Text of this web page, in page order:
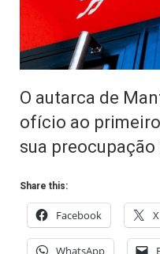
O autarca de
ofício ao
sua
Share this:
Facebook X
WhatsApp